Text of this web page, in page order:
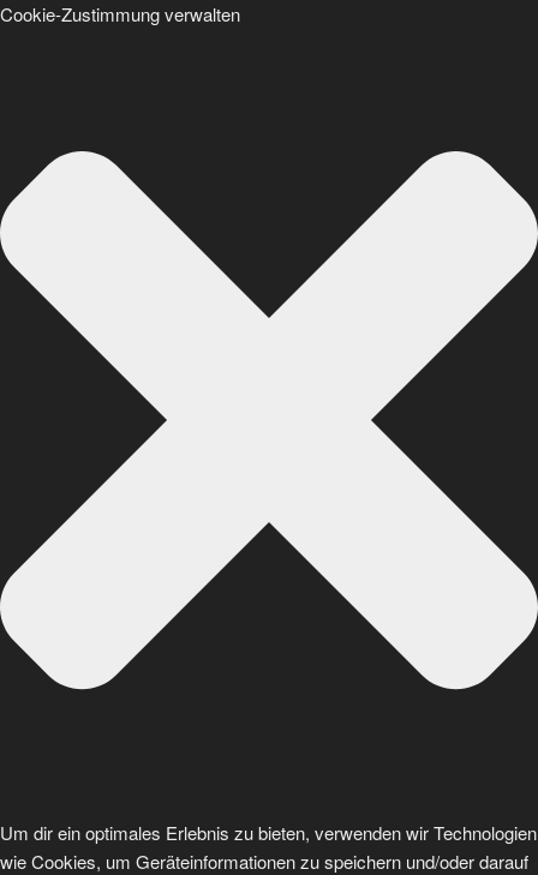
Cookie-Zustimmung verwalten
Um dir ein optimales Erlebnis zu bieten, verwenden wir Technologien
wie Cookies, um Geräteinformationen zu speichern und/oder darauf